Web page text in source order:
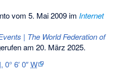
vom 5. Mai 2009 im Internet
| The World Federation of
am 20. März 2025.
,0° 6′ 0″W